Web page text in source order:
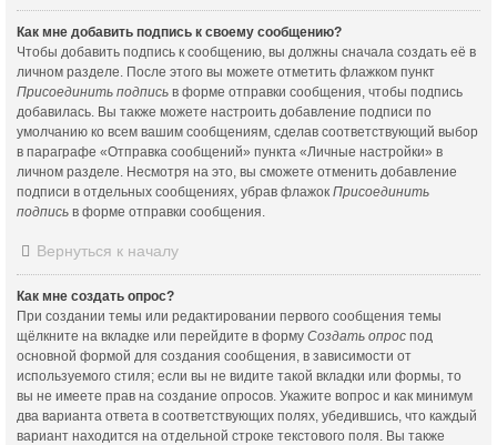
Как мне добавить подпись к своему сообщению?
Чтобы добавить подпись к сообщению, вы должны сначала создать её в
личном разделе. После этого вы можете отметить флажком пункт
Присоединить подпись в форме отправки сообщения, чтобы подпись
добавилась. Вы также можете настроить добавление подписи по
умолчанию ко всем вашим сообщениям, сделав соответствующий выбор
в параграфе «Отправка сообщений» пункта «Личные настройки» в
личном разделе. Несмотря на это, вы сможете отменить добавление
подписи в отдельных сообщениях, убрав флажок Присоединить
подпись в форме отправки сообщения.
Вернуться к началу
Как мне создать опрос?
При создании темы или редактировании первого сообщения темы
щёлкните на вкладке или перейдите в форму Создать опрос под
основной формой для создания сообщения, в зависимости от
используемого стиля; если вы не видите такой вкладки или формы, то
вы не имеете прав на создание опросов. Укажите вопрос и как минимум
два варианта ответа в соответствующих полях, убедившись, что каждый
вариант находится на отдельной строке текстового поля. Вы также